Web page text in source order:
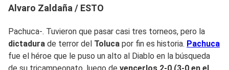
Alvaro Zaldaña / ESTO
Pachuca-. Tuvieron que pasar casi tres torneos, pero la
dictadura de terror del Toluca por fin es historia. Pachuca
fue el héroe que le puso un alto al Diablo en la búsqueda